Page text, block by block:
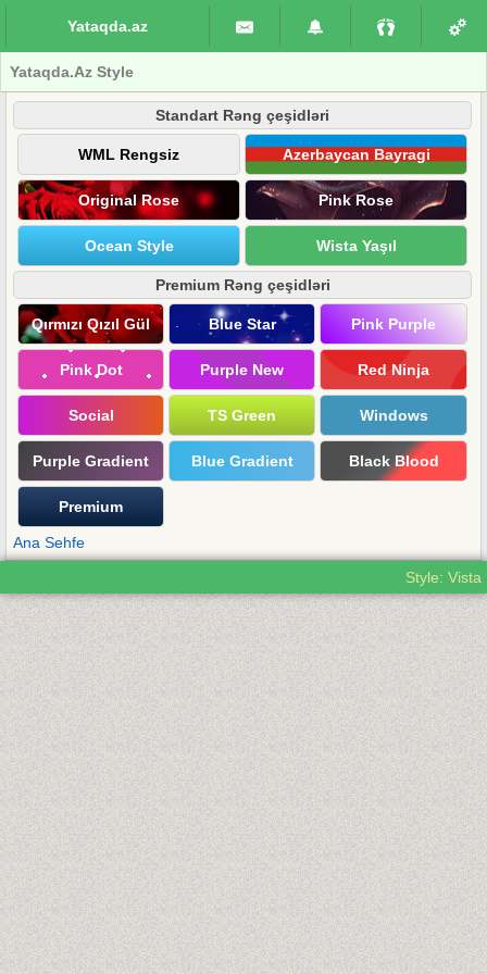
Yataqda.az
Yataqda.Az Style
Standart Rəng çeşidləri
WML Rengsiz Azerbaycan Bayragi
Original Rose Pink Rose
Ocean Style Wista Yaşıl
Premium Rəng çeşidləri
Qırmızı Qızıl Gül Blue Star Pink Purple
Pink Dot Purple New Red Ninja
Social TS Green Windows
Purple Gradient Blue Gradient Black Blood
Premium
Ana Sehfe
Style: Vista